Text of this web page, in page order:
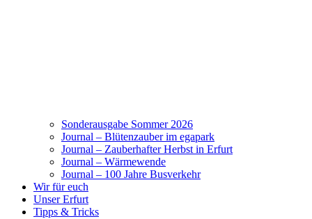
Sonderausgabe Sommer 2026
Journal – Blütenzauber im egapark
Journal – Zauberhafter Herbst in Erfurt
Journal – Wärmewende
Journal – 100 Jahre Busverkehr
Wir für euch
Unser Erfurt
Tipps & Tricks